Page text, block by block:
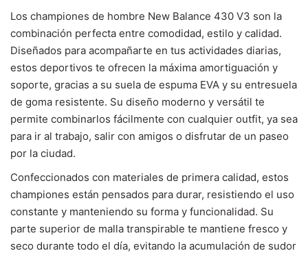
Los championes de hombre New Balance 430 V3 son la
combinación perfecta entre comodidad, estilo y calidad.
Diseñados para acompañarte en tus actividades diarias,
estos deportivos te ofrecen la máxima amortiguación y
soporte, gracias a su suela de espuma EVA y su entresuela
de goma resistente. Su diseño moderno y versátil te
permite combinarlos fácilmente con cualquier outfit, ya sea
para ir al trabajo, salir con amigos o disfrutar de un paseo
por la ciudad.
Confeccionados con materiales de primera calidad, estos
championes están pensados para durar, resistiendo el uso
constante y manteniendo su forma y funcionalidad. Su
parte superior de malla transpirable te mantiene fresco y
seco durante todo el día, evitando la acumulación de sudor